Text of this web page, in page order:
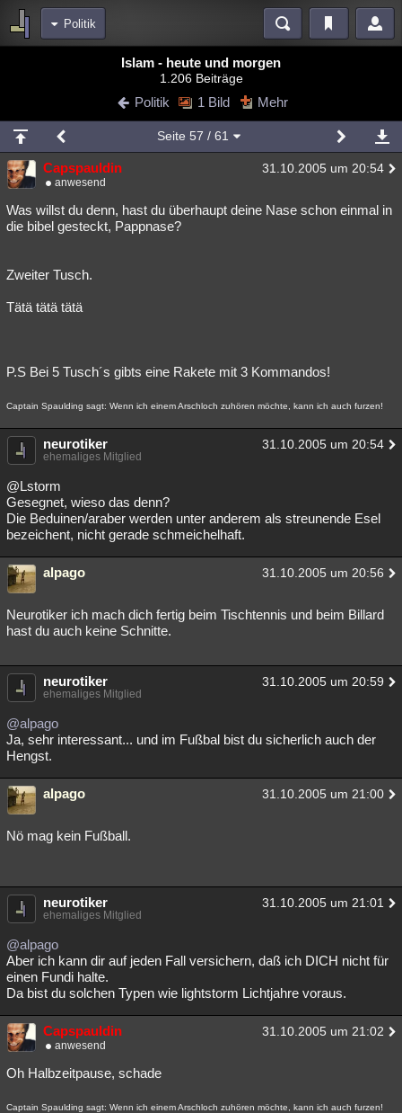
Politik
Blogs Videos
Chat Wiki Neuigkeiten
meine Rubriken
Menschen Wissenschaft Mystery Kriminalfälle
Spiritualität Verschwörungen Technologie Ufologie
weitere Rubriken
Musik Clash Verbesserungen Allmystery English
Lesenswert Schlüsselwörter
Islam - heute und morgen
1.206 Beiträge
Politik 1 Bild Mehr
Seite 57 / 61
Capspauldin 31.10.2005 um 20:54
anwesend
Was willst du denn, hast du überhaupt deine Nase schon einmal in
die bibel gesteckt, Pappnase?
Zweiter Tusch.
Tätä tätä tätä
P.S Bei 5 Tusch´s gibts eine Rakete mit 3 Kommandos!
Captain Spaulding sagt: Wenn ich einem Arschloch zuhören möchte, kann ich auch furzen!
neurotiker 31.10.2005 um 20:54
ehemaliges Mitglied
@Lstorm
Gesegnet, wieso das denn?
Die Beduinen/araber werden unter anderem als streunende Esel
bezeichent, nicht gerade schmeichelhaft.
alpago 31.10.2005 um 20:56
Neurotiker ich mach dich fertig beim Tischtennis und beim Billard
hast du auch keine Schnitte.
neurotiker 31.10.2005 um 20:59
ehemaliges Mitglied
@alpago
Ja, sehr interessant... und im Fußbal bist du sicherlich auch der
Hengst.
alpago 31.10.2005 um 21:00
Nö mag kein Fußball.
neurotiker 31.10.2005 um 21:01
ehemaliges Mitglied
@alpago
Aber ich kann dir auf jeden Fall versichern, daß ich DICH nicht für
einen Fundi halte.
Da bist du solchen Typen wie lightstorm Lichtjahre voraus.
Capspauldin 31.10.2005 um 21:02
anwesend
Oh Halbzeitpause, schade
Captain Spaulding sagt: Wenn ich einem Arschloch zuhören möchte, kann ich auch furzen!